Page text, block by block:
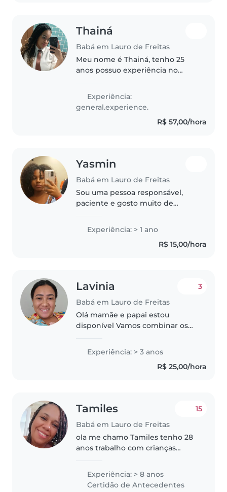
Thainá
Babá em Lauro de Freitas
Meu nome é Thainá, tenho 25
anos possuo experiência no
pessoa responsável, pontual,
proativa, comunicativa, paciente
e dedicada. Tenho facilidade
Experiência:
general.experience.
R$ 57,00/hora
Yasmin
Babá em Lauro de Freitas
Sou uma pessoa responsável,
paciente e gosto muito de
experiência profissional como
babá, tenho experiência
cuidando dos meus irmãos e
Experiência: > 1 ano
R$ 15,00/hora
Lavinia
Babá em Lauro de Freitas
3
Olá mamãe e papai estou
disponível Vamos combinar os
babá ou folguista de vocês. Sou
mamãe de duas princesas tenho
experiência em carteira a 3
Experiência: > 3 anos
R$ 25,00/hora
Tamiles
Babá em Lauro de Freitas
15
ola me chamo Tamiles tenho 28
anos trabalho com crianças
amorosa gosto muito de
Experiência: > 8 anos
Certidão de Antecedentes